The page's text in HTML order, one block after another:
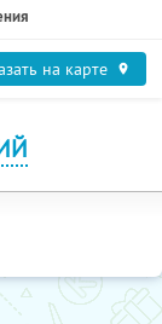
на карте